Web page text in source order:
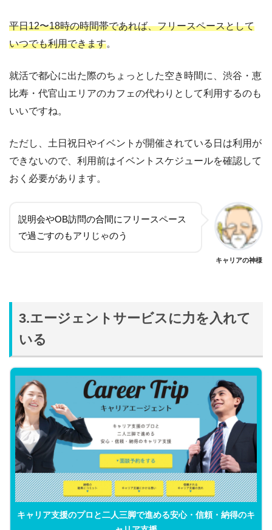
平日12〜18時の時間帯であれば、フリースペースとして
いつでも利用できます。
就活で都心に出た際のちょっとした空き時間に、渋谷・恵
比寿・代官山エリアのカフェの代わりとして利用するのも
いいですね。
ただし、土日祝日やイベントが開催されている日は利用が
できないので、利用前はイベントスケジュールを確認して
おく必要があります。
説明会やOB訪問の合間にフリースペース
で過ごすのもアリじゃのう
キャリアの神様
3.エージェントサービスに力を入れて
いる
キャリア支援のプロと二人三脚で進める安心・信頼・納得のキ